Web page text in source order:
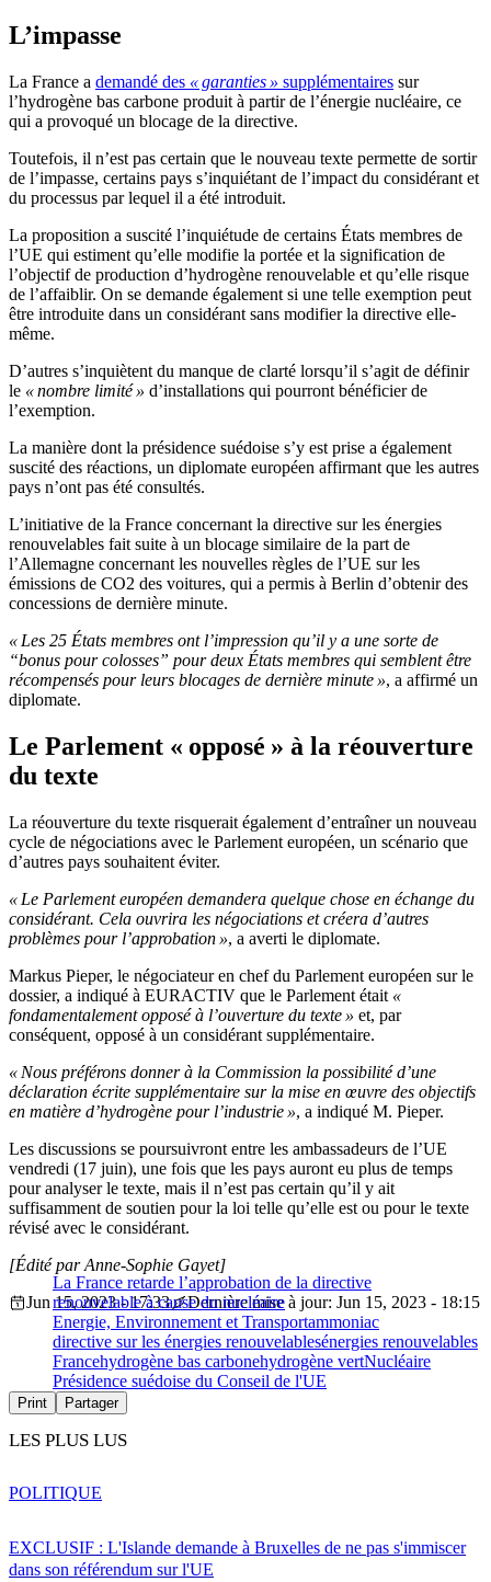
L’impasse
La France a demandé des « garanties » supplémentaires sur
l’hydrogène bas carbone produit à partir de l’énergie nucléaire, ce
qui a provoqué un blocage de la directive.
Toutefois, il n’est pas certain que le nouveau texte permette de sortir
de l’impasse, certains pays s’inquiétant de l’impact du considérant et
du processus par lequel il a été introduit.
La proposition a suscité l’inquiétude de certains États membres de
l’UE qui estiment qu’elle modifie la portée et la signification de
l’objectif de production d’hydrogène renouvelable et qu’elle risque
de l’affaiblir. On se demande également si une telle exemption peut
être introduite dans un considérant sans modifier la directive elle-
même.
D’autres s’inquiètent du manque de clarté lorsqu’il s’agit de définir
le « nombre limité » d’installations qui pourront bénéficier de
l’exemption.
La manière dont la présidence suédoise s’y est prise a également
suscité des réactions, un diplomate européen affirmant que les autres
pays n’ont pas été consultés.
L’initiative de la France concernant la directive sur les énergies
renouvelables fait suite à un blocage similaire de la part de
l’Allemagne concernant les nouvelles règles de l’UE sur les
émissions de CO2 des voitures, qui a permis à Berlin d’obtenir des
concessions de dernière minute.
« Les 25 États membres ont l’impression qu’il y a une sorte de
“bonus pour colosses” pour deux États membres qui semblent être
récompensés pour leurs blocages de dernière minute », a affirmé un
diplomate.
Le Parlement « opposé » à la réouverture
du texte
La réouverture du texte risquerait également d’entraîner un nouveau
cycle de négociations avec le Parlement européen, un scénario que
d’autres pays souhaitent éviter.
« Le Parlement européen demandera quelque chose en échange du
considérant. Cela ouvrira les négociations et créera d’autres
problèmes pour l’approbation », a averti le diplomate.
Markus Pieper, le négociateur en chef du Parlement européen sur le
dossier, a indiqué à EURACTIV que le Parlement était «
fondamentalement opposé à l’ouverture du texte » et, par
conséquent, opposé à un considérant supplémentaire.
« Nous préférons donner à la Commission la possibilité d’une
déclaration écrite supplémentaire sur la mise en œuvre des objectifs
en matière d’hydrogène pour l’industrie », a indiqué M. Pieper.
Les discussions se poursuivront entre les ambassadeurs de l’UE
vendredi (17 juin), une fois que les pays auront eu plus de temps
pour analyser le texte, mais il n’est pas certain qu’il y ait
suffisamment de soutien pour la loi telle qu’elle est ou pour le texte
révisé avec le considérant.
La France retarde l’approbation de la directive
renouvelable à cause du nucléaire
[Édité par Anne-Sophie Gayet]
Jun 15, 2023 - 17:33
Dernière mise à jour: Jun 15, 2023 - 18:15
Energie, Environnement et Transportammoniac
directive sur les énergies renouvelablesénergies renouvelables
Francehydrogène bas carbonehydrogène vertNucléaire
Présidence suédoise du Conseil de l'UE
Print Partager
LES PLUS LUS
EXCLUSIF : L'Islande demande à Bruxelles de ne pas s'immiscer
dans son référendum sur l'UE
POLITIQUE